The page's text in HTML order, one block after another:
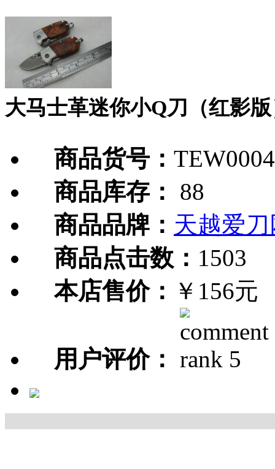
大马士革迷你小Q刀（红影
商品货号：
商品库存：
88
商品品牌： 天越爱
商品点击数： 1503
本店售价： ￥156元
用户评价：